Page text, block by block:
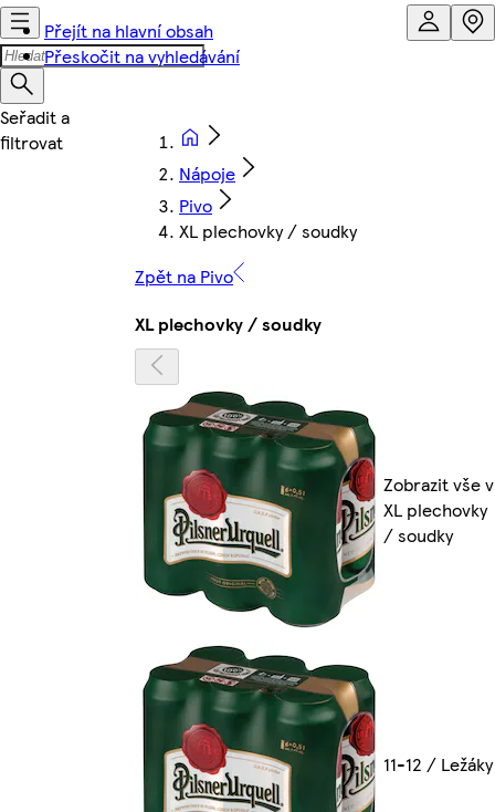
Přejít na hlavní obsah
Přeskočit na vyhledávání
Nápoje
Pivo
XL plechovky / soudky
Zpět na Pivo
XL plechovky / soudky
Zobrazit vše v
XL plechovky
/ soudky
11-12 / Ležáky